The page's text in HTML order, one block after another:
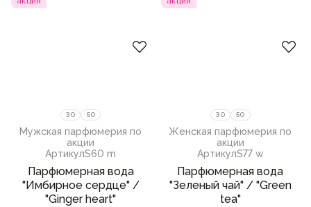
30 50
Мужская парфюмерия по
акции
АртикулS60 m
Парфюмерная вода
"Имбирное сердце" /
"Ginger heart"
30 50
Женская парфюмерия по
акции
АртикулS77 w
Парфюмерная вода
"Зеленый чай" / "Green
tea"